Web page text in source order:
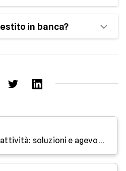
ritardi o mancati
un protesto. Se risulti
protestati, puoi
in banca?
forma di finanziamento
di tempo prestabilito. Il
Prestiti per aprire attività: soluzioni e agevolazioni per start-up e imprenditori